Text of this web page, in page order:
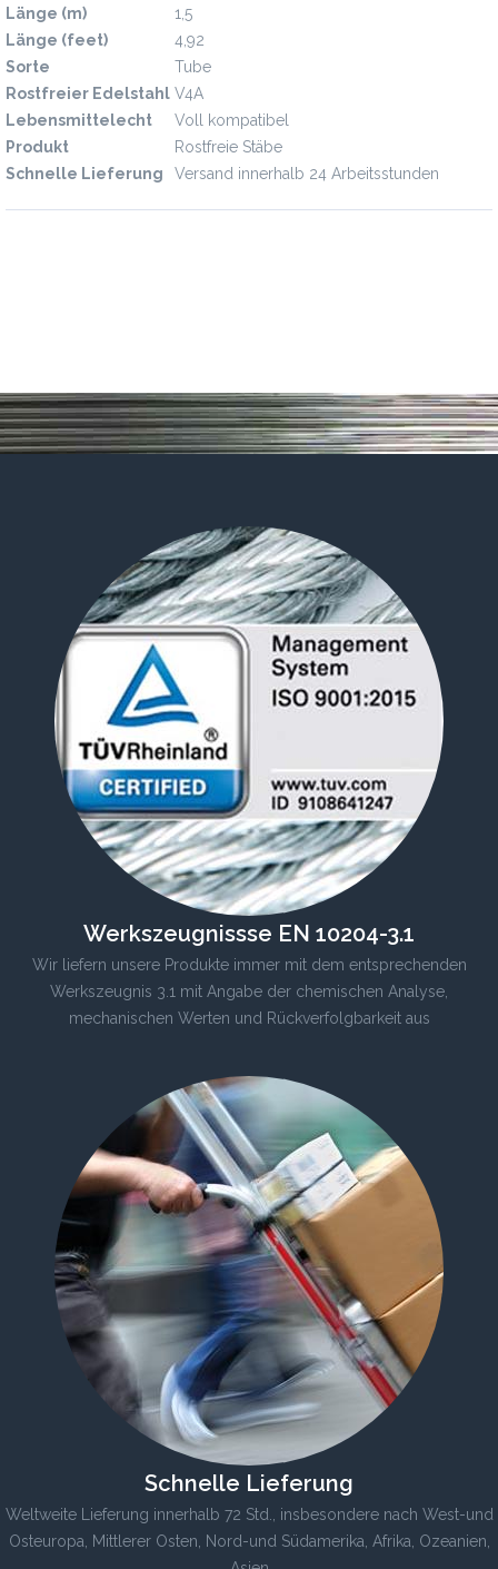
Länge (m)
1,5
Länge (feet)
4,92
Sorte
Tube
Rostfreier Edelstahl V4A
Lebensmittelecht
Voll kompatibel
Produkt
Rostfreie Stäbe
Schnelle Lieferung
Versand innerhalb 24 Arbeitsstunden
Werkszeugnissse EN 10204-3.1
Wir liefern unsere Produkte immer mit dem entsprechenden
Werkszeugnis 3.1 mit Angabe der chemischen Analyse,
mechanischen Werten und Rückverfolgbarkeit aus
Schnelle Lieferung
Weltweite Lieferung innerhalb 72 Std., insbesondere nach West-und
Osteuropa, Mittlerer Osten, Nord-und Südamerika, Afrika, Ozeanien,